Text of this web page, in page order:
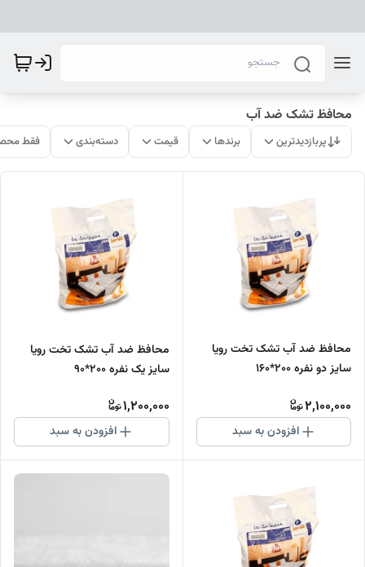
محافظ تشک ضد آب
پربازدیدترین برندها قیمت دسته‌بندی فقط
محافظ ضد آب تشک تخت رویا
سایز دو نفره 200*160
2,100,000
افزودن به سبد
محافظ ضد آب تشک تخت رویا
سایز یک نفره 200*90
1,200,000
افزودن به سبد